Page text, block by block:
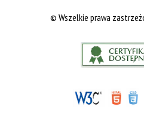
© Wszelkie prawa